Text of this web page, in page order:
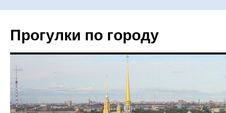
Прогулки по городу